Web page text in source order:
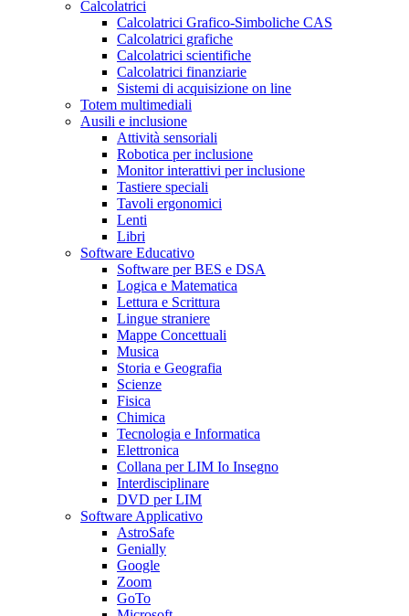
Calcolatrici
Calcolatrici Grafico-Simboliche CAS
Calcolatrici grafiche
Calcolatrici scientifiche
Calcolatrici finanziarie
Sistemi di acquisizione on line
Totem multimediali
Ausili e inclusione
Attività sensoriali
Robotica per inclusione
Monitor interattivi per inclusione
Tastiere speciali
Tavoli ergonomici
Lenti
Libri
Software Educativo
Software per BES e DSA
Logica e Matematica
Lettura e Scrittura
Lingue straniere
Mappe Concettuali
Musica
Storia e Geografia
Scienze
Fisica
Chimica
Tecnologia e Informatica
Elettronica
Collana per LIM Io Insegno
Interdisciplinare
DVD per LIM
Software Applicativo
AstroSafe
Genially
Google
Zoom
GoTo